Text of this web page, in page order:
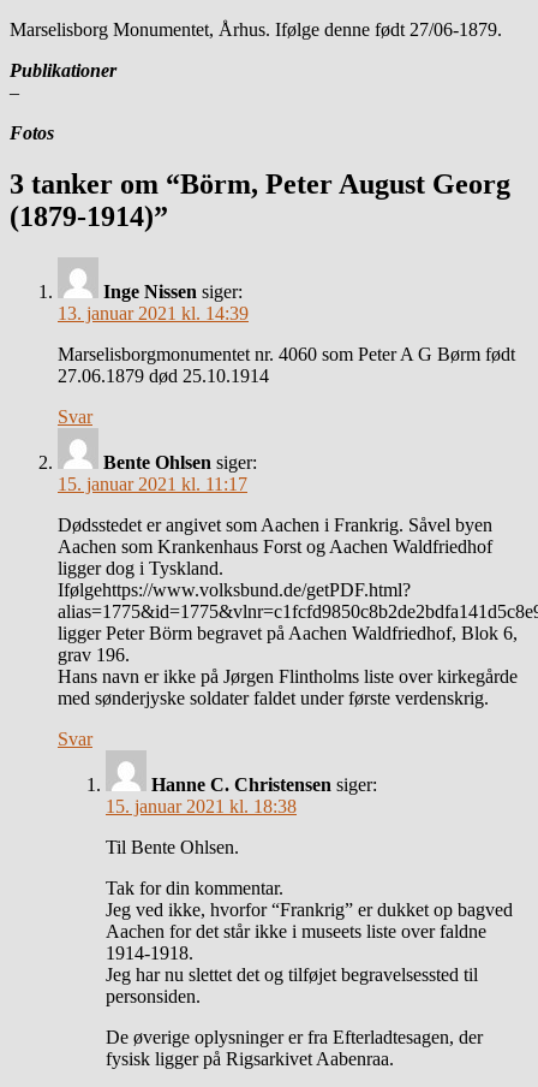
Marselisborg Monumentet, Århus. Ifølge denne født 27/06-1879.
Publikationer
–
Fotos
3 tanker om “Börm, Peter August Georg
(1879-1914)”
Inge Nissen siger:
13. januar 2021 kl. 14:39
Marselisborgmonumentet nr. 4060 som Peter A G Børm født
27.06.1879 død 25.10.1914
Svar
Bente Ohlsen siger:
15. januar 2021 kl. 11:17
Dødsstedet er angivet som Aachen i Frankrig. Såvel byen
Aachen som Krankenhaus Forst og Aachen Waldfriedhof
ligger dog i Tyskland.
Ifølgehttps://www.volksbund.de/getPDF.html?
ligger Peter Börm begravet på Aachen Waldfriedhof, Blok 6,
grav 196.
Hans navn er ikke på Jørgen Flintholms liste over kirkegårde
med sønderjyske soldater faldet under første verdenskrig.
Svar
Hanne C. Christensen siger:
15. januar 2021 kl. 18:38
Til Bente Ohlsen.
Tak for din kommentar.
Jeg ved ikke, hvorfor “Frankrig” er dukket op bagved
Aachen for det står ikke i museets liste over faldne
1914-1918.
Jeg har nu slettet det og tilføjet begravelsessted til
personsiden.
De øverige oplysninger er fra Efterladtesagen, der
fysisk ligger på Rigsarkivet Aabenraa.